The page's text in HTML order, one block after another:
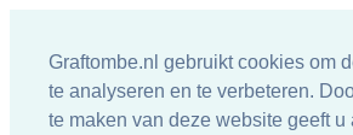
Graftombe.nl gebruikt cookies om
te analyseren en te verbeteren.
te maken van deze website geeft u